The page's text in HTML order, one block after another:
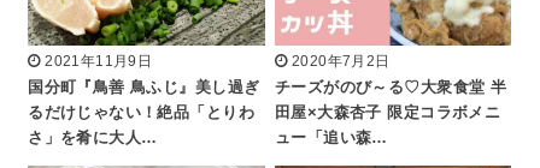
2021年11月9日
国分町『鳥善 鳥ふじ』美し過ぎ
るだけじゃない！絶品「とりわ
さ」を肴に大人…
2020年7月2日
チーズがのび～る♡大衆食堂 半
田屋×大森杏子 限定コラボメニ
ュー「追い森…